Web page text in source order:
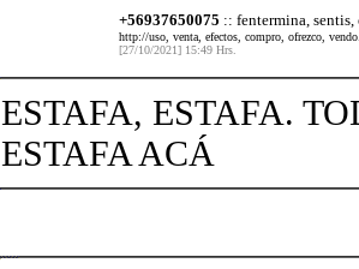
+56937650075 :: fentermina,
http://uso, venta, efectos, compro, ofrezco,
[27/10/2021] 15:49 Hrs.
ESTAFA, ESTAFA.
ESTAFA ACÁ